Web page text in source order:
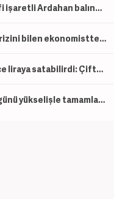
Coğrafi işaretli Ardahan balında hasat başladı!
2008 krizini bilen ekonomistten kritik uyarı! Çöküş kapıda
Binlerce liraya satabilirdi: Çiftçi ürünlerini ücretsiz dağıttı!
Borsa günü yükselişle tamamladı! En çok kazandıran belli oldu